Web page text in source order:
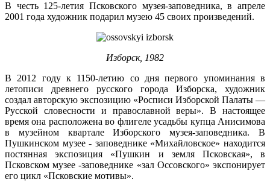
В честь 125-летия Псковского музея-заповедника, в апреле
2001 года художник подарил музею 45 своих произведений.
Изборск, 1982
В 2012 году к 1150-летию со дня первого упоминания в
летописи древнего русского города Изборска, художник
создал авторскую экспозицию «Росписи Изборской Палаты —
Русской словесности и православной веры». В настоящее
время она расположена во флигеле усадьбы купца Анисимова
в музейном квартале Изборского музея-заповедника. В
Пушкинском музее - заповеднике «Михайловское» находится
постянная экспозиция «Пушкин и земля Псковская», в
Псковском музее -заповеднике «зал Оссовского» экспонирует
его цикл «Псковские мотивы».